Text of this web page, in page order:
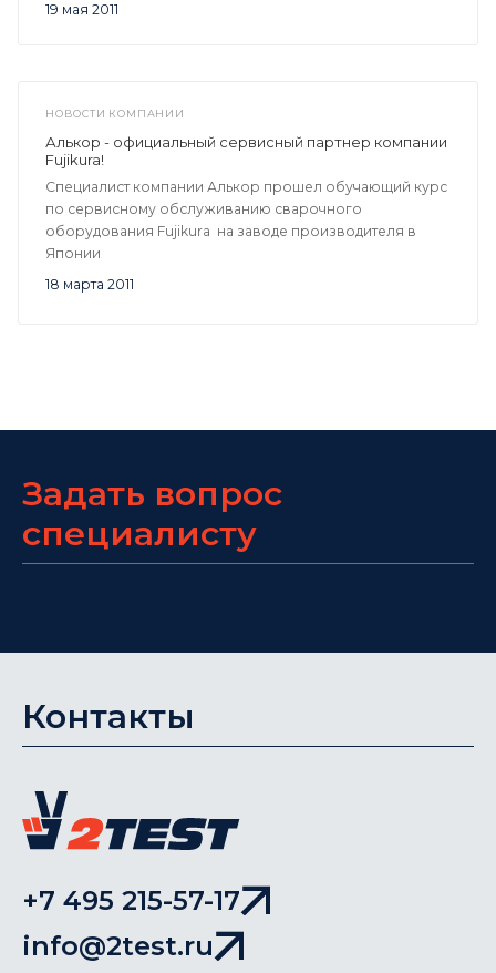
19 мая 2011
НОВОСТИ КОМПАНИИ
18 марта 2011
Алькор - официальный сервисный партнер компании
Fujikura!
Специалист компании Алькор прошел обучающий курс
по сервисному обслуживанию сварочного
оборудования Fujikura на заводе производителя в
Японии
Задать вопрос
специалисту
Контакты
+7 495 215-57-17
info@2test.ru